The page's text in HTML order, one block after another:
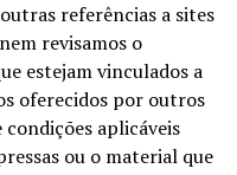
referências a sites
revisamos o
estejam vinculados a
oferecidos por outros
aplicáveis
ou o material que